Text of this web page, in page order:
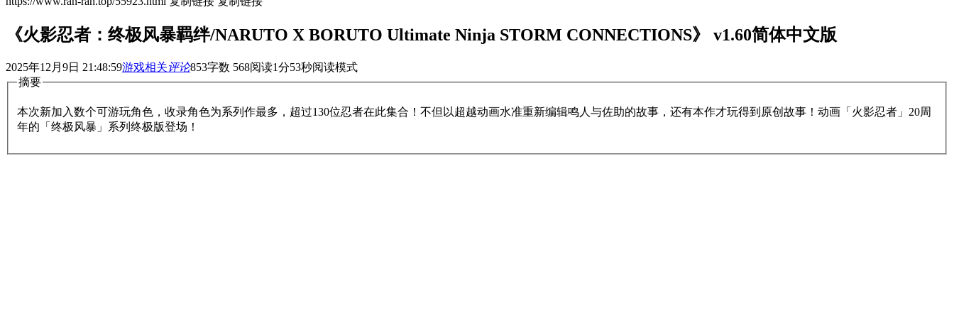
《火影忍者：终极风暴羁绊/NARUTO X BORUTO Ultimate Ninja STORM CONNECTIONS》 v1.60简体中文版
2025年12月9日 21:48:59游戏相关评论853字数 568阅读1分53秒阅读模式
摘要
本次新加入数个可游玩角色，收录角色为系列作最多，超过130位忍者在此集合！不但以超越动画水准重新编辑鸣人与佐助的故事，还有本作才玩得到原创故事！动画「火影忍者」20周
年的「终极风暴」系列终极版登场！